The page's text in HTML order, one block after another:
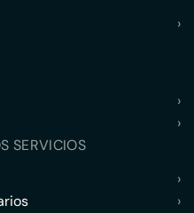
›
›
›
SERVICIOS
›
›